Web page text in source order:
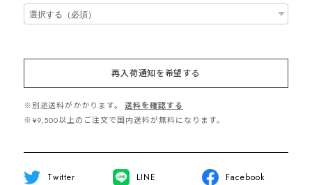
再入荷通知を希望する
※別途送料がかかります。
送料を確認する
※¥9,500以上のご注文で国内送料が無料になります。
Twitter LINE Facebook